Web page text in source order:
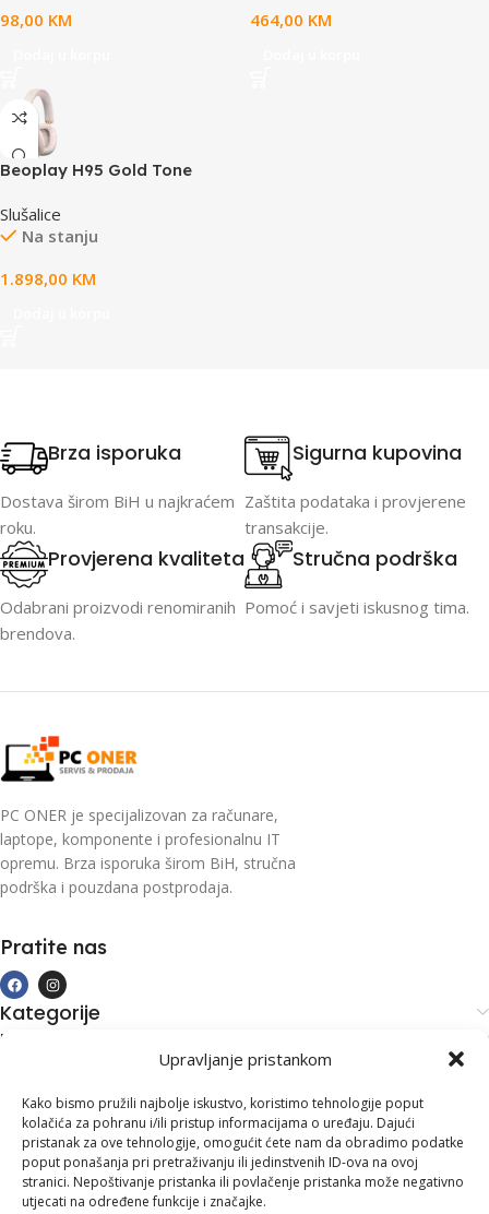
Upravljanje pristankom
Kako bismo pružili najbolje iskustvo, koristimo tehnologije poput
kolačića za pohranu i/ili pristup informacijama o uređaju. Dajući
pristanak za ove tehnologije, omogućit ćete nam da obradimo podatke
poput ponašanja pri pretraživanju ili jedinstvenih ID-ova na ovoj
stranici. Nepoštivanje pristanka ili povlačenje pristanka može negativno
utjecati na određene funkcije i značajke.
98,00 KM
464,00 KM
Beoplay H95 Gold Tone
Slušalice
Na stanju
1.898,00 KM
Brza isporuka
Dostava širom BiH u najkraćem
roku.
Sigurna kupovina
Zaštita podataka i provjerene
transakcije.
Provjerena kvaliteta
Odabrani proizvodi renomiranih
brendova.
Stručna podrška
Pomoć i savjeti iskusnog tima.
PC ONER je specijalizovan za računare,
laptope, komponente i profesionalnu IT
opremu. Brza isporuka širom BiH, stručna
podrška i pouzdana postprodaja.
Pratite nas
Kategorije
Kupovina i podrška
Kontakt informacije
Branilaca Bosne, 75 300 Lukavac
+387 35 555 999